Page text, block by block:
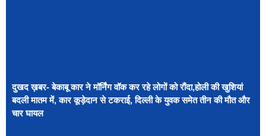
दुखद ख़बर- बेकाबू कार ने मॉर्निंग वॉक कर रहे लोगों को रौंदा,होली की खुशियां
बदली मातम में, कार कूड़ेदान से टकराई, दिल्ली के युवक समेत तीन की मौत और
चार घायल